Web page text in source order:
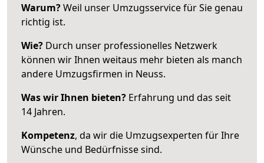
Warum?Weil unser Umzugsservice für Sie genau
richtig ist.
Wie? Durch unser professionelles Netzwerk
können wir Ihnen weitaus mehr bieten als manch
andere Umzugsfirmen in Neuss.
Was wir Ihnen bieten? Erfahrung und das seit
14 Jahren.
Kompetenz, da wir die Umzugsexperten für Ihre
Wünsche und Bedürfnisse sind.